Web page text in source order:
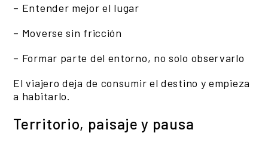
– Entender mejor el lugar
– Moverse sin fricción
– Formar parte del entorno, no solo observarlo
El viajero deja de consumir el destino y empieza
a habitarlo.
Territorio, paisaje y pausa